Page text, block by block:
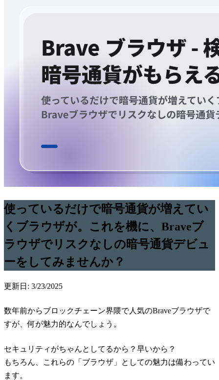
使っているだけで暗号通貨が増えてい
くブラウザが。これを機に、Braveブ
ラウザでリスクなしの暗号通貨デビュ
ーをしてみませんか？
更新日: 3/23/2025
数年前からブロックチェーン界隈で人気のBraveブラウザで
すが、何が魅力的なんでしょう。
セキュリティがちゃんとしてるから？早いから？
もちろん、これらの「ブラウザ」としての魅力は備わってい
ます。